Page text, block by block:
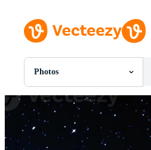
Photos
Toutes Images
Photos
PNGs
PSDs
SVGs